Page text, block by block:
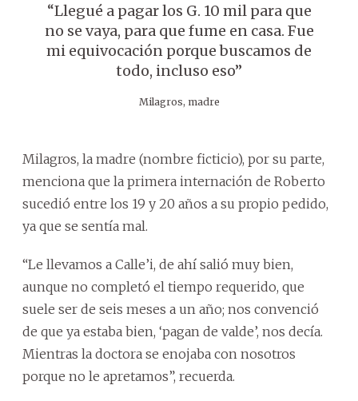
“Llegué a pagar los G. 10 mil para que
no se vaya, para que fume en casa. Fue
mi equivocación porque buscamos de
todo, incluso eso”
Milagros, madre
Milagros, la madre (nombre ficticio), por su parte,
menciona que la primera internación de Roberto
sucedió entre los 19 y 20 años a su propio pedido,
ya que se sentía mal.
“Le llevamos a Calle’i, de ahí salió muy bien,
aunque no completó el tiempo requerido, que
suele ser de seis meses a un año; nos convenció
de que ya estaba bien, ‘pagan de valde’, nos decía.
Mientras la doctora se enojaba con nosotros
porque no le apretamos”, recuerda.